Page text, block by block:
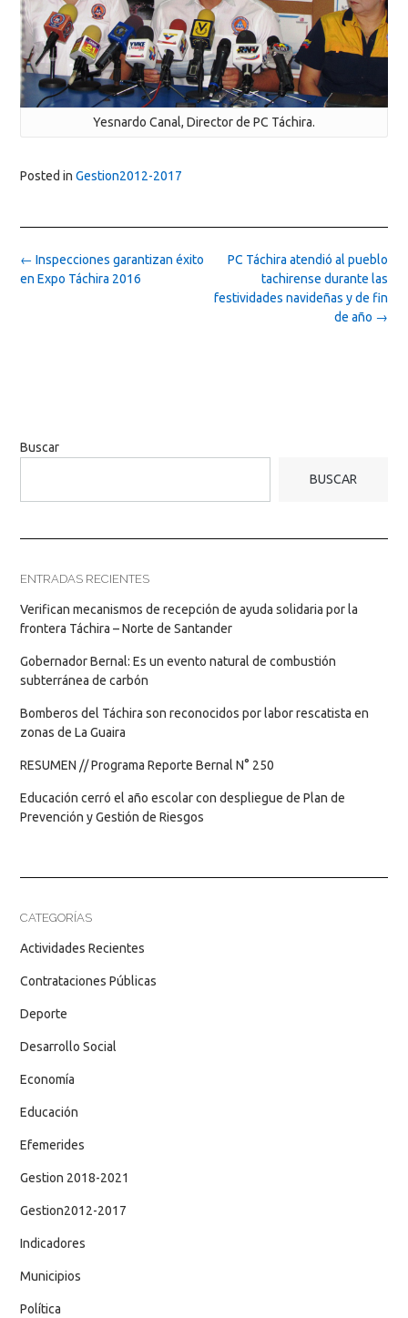
Yesnardo Canal, Director de PC Táchira.
Posted in Gestion2012-2017
Post
navigation
PC Táchira atendió al pueblo
tachirense durante las
festividades navideñas y de fin
de año →
← Inspecciones garantizan éxito
en Expo Táchira 2016
Buscar
BUSCAR
ENTRADAS RECIENTES
Verifican mecanismos de recepción de ayuda solidaria por la
frontera Táchira – Norte de Santander
Gobernador Bernal: Es un evento natural de combustión
subterránea de carbón
Bomberos del Táchira son reconocidos por labor rescatista en
zonas de La Guaira
RESUMEN // Programa Reporte Bernal N° 250
Educación cerró el año escolar con despliegue de Plan de
Prevención y Gestión de Riesgos
CATEGORÍAS
Actividades Recientes
Contrataciones Públicas
Deporte
Desarrollo Social
Economía
Educación
Efemerides
Gestion 2018-2021
Gestion2012-2017
Indicadores
Municipios
Política